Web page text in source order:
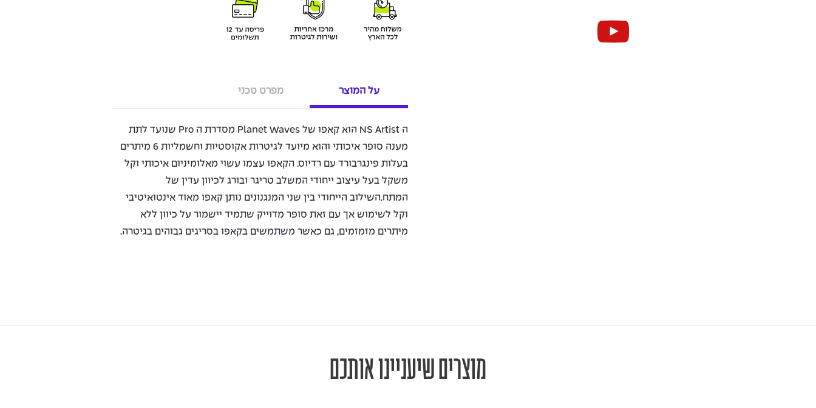
על המוצר מפרט טכני
ה NS Artist הוא קאפו של Planet Waves מסדרת ה Pro שנועד לתת
מענה סופר איכותי והוא מיועד לגיטרות אקוסטיות וחשמליות 6 מיתרים
בעלות פינגרבורד עם רדיוס. הקאפו עצמו עשוי מאלומיניום איכותי וקל
משקל בעל עיצוב ייחודי המשלב טריגר ובורג לכיוון עדין של
המתח.השילוב הייחודי בין שני המנגנונים נותן קאפו מאוד אינטואיטיבי
וקל לשימוש אך עם זאת סופר מדוייק שתמיד יישמור על כיוון ללא
מיתרים מזמזמים, גם כאשר משתמשים בקאפו בסריגים גבוהים בגיטרה.
מוצרים שיעניינו אותכם